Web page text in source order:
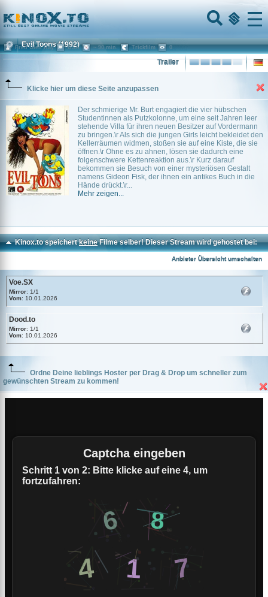
Home
Menu
Evil Toons (1992)
Trailer
Klicke hier um diese Seite anzupassen
Der schmierige Mr. Burt engagiert die vier hübschen
Studentinnen als Putzkolonne, um eine seit Jahren leer
stehende Villa für ihren neuen Besitzer auf Vordermann
zu bringen.\r Als sich die jungen Girls leicht bekleidet den
Kellerräumen widmen, stoßen sie auf eine Kiste, die sie
öffnen.\r Ohne es zu ahnen, lösen sie dadurch eine
folgenschwere Kettenreaktion aus.\r Kurz darauf
bekommen sie Besuch von einer mysteriösen Gestalt
namens Gideon Fisk, der ihnen ein antikes Buch in die
Hände drückt.\r...
Mehr zeigen...
Fred Olen Ray USA ~ 90 min. Trickfilm 0
Kinox.to speichertkeineFilme selber! Dieser Stream wird gehostet bei:
Anbieter Übersicht umschalten
Voe.SX
Mirror: 1/1
Vom: 10.01.2026
Dood.to
Mirror: 1/1
Vom: 10.01.2026
Ordne Deine lieblings Hoster per Drag & Drop um schneller zum
gewünschten Stream zu kommen!